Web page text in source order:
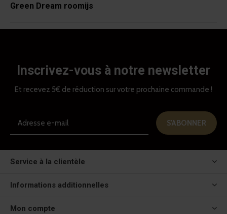
Green Dream roomijs
Inscrivez-vous à notre newsletter
Et recevez 5€ de réduction sur votre prochaine commande !
S'ABONNER
Service à la clientèle
Informations additionnelles
Mon compte